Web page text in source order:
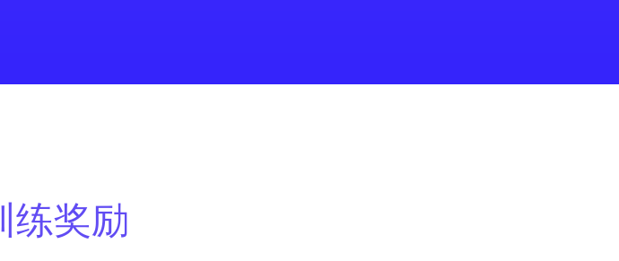
练奖励